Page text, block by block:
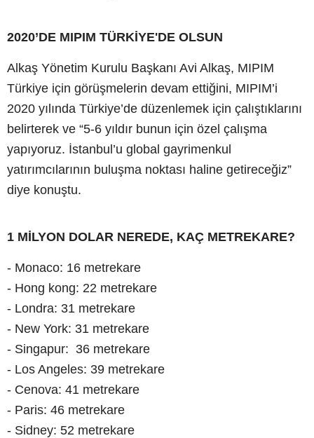
2020’DE MIPIM TÜRKİYE'DE OLSUN
Alkaş Yönetim Kurulu Başkanı Avi Alkaş, MIPIM
Türkiye için görüşmelerin devam ettiğini, MIPIM’i
2020 yılında Türkiye’de düzenlemek için çalıştıklarını
belirterek ve “5-6 yıldır bunun için özel çalışma
yapıyoruz. İstanbul’u global gayrimenkul
yatırımcılarının buluşma noktası haline getireceğiz”
diye konuştu.
1 MİLYON DOLAR NEREDE, KAÇ METREKARE?
- Monaco: 16 metrekare
- Hong kong: 22 metrekare
- Londra: 31 metrekare
- New York: 31 metrekare
- Singapur: 36 metrekare
- Los Angeles: 39 metrekare
- Cenova: 41 metrekare
- Paris: 46 metrekare
- Sidney: 52 metrekare